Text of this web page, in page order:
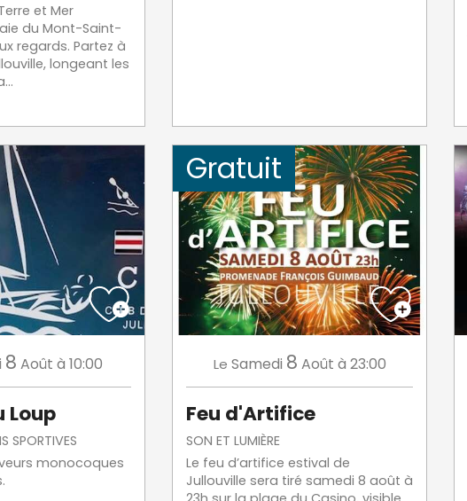
et Mer
du Mont-Saint-
regards. Partez à
longeant les
8 Août à 10:00
Loup
SPORTIVES
monocoques
Gratuit
Le Samedi 8 Août à 23:00
Feu d'Artifice
SON ET LUMIÈRE
Le feu d’artifice estival de
Jullouville sera tiré samedi 8 août à